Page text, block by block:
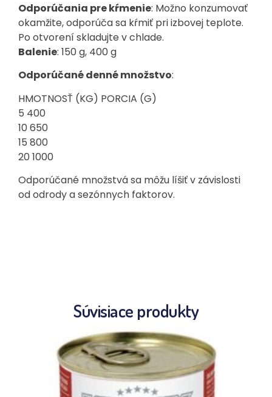
Odporúčania pre kŕmenie: Možno konzumovať
okamžite, odporúča sa kŕmiť pri izbovej teplote.
Po otvorení skladujte v chlade.
Balenie: 150 g, 400 g
Odporúčané denné množstvo:
HMOTNOSŤ (KG) PORCIA (G)
5 400
10 650
15 800
20 1000
Odporúčané množstvá sa môžu líšiť v závislosti
od odrody a sezónnych faktorov.
Súvisiace produkty